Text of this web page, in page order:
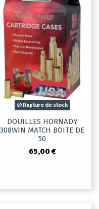
Rupture de stock
DOUILLES HORNADY
308WIN MATCH BOITE DE
50
65,00 €